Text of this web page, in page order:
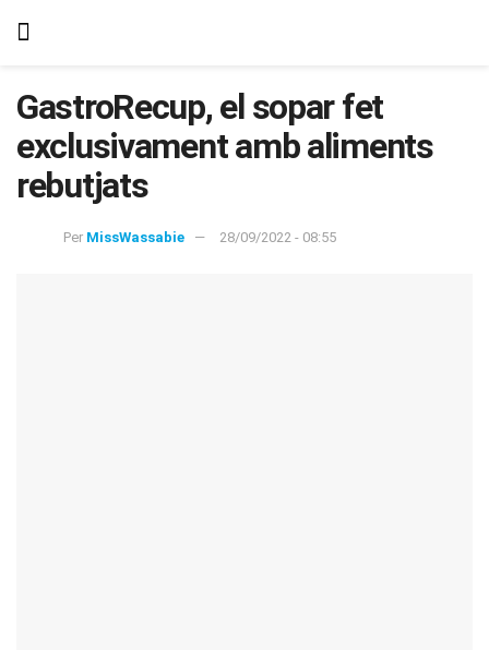
GastroRecup, el sopar fet
exclusivament amb aliments
rebutjats
Per MissWassabie 28/09/2022 - 08:55